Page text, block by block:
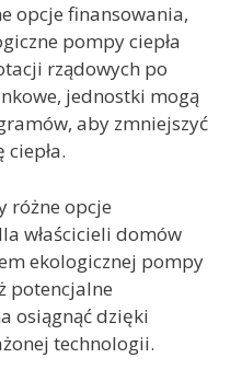
opcje finansowania,
pompy ciepła
rządowych po
jednostki mogą
aby zmniejszyć
różne opcje
właścicieli domów
ekologicznej pompy
potencjalne
osiągnąć dzięki
technologii.